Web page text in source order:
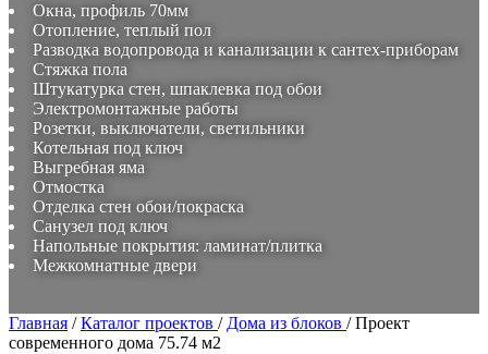
Окна, профиль 70мм
Отопление, теплый пол
Разводка водопровода и канализации к сантех-приборам
Стяжка пола
Штукатурка стен, шпаклевка под обои
Электромонтажные работы
Розетки, выключатели, светильники
Котельная под ключ
Выгребная яма
Отмостка
Отделка стен обои/покраска
Санузел под ключ
Напольные покрытия: ламинат/плитка
Межкомнатные двери
Главная /Каталог проектов / Дома из блоков /Проект
современного дома 75.74 м2